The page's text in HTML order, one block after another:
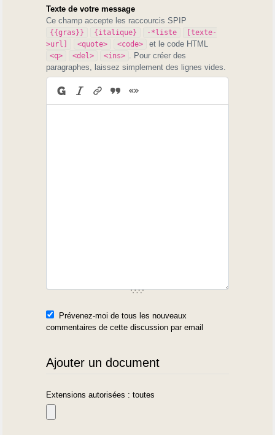
Texte de votre message
Ce champ accepte les raccourcis SPIP
{{gras}} {italique} -*liste
[texte-
>url]
<quote> <code> et le code HTML
<q> <del> <ins>
. Pour créer des
paragraphes, laissez simplement des lignes vides.
Prévenez-moi de tous les nouveaux
commentaires de cette discussion par email
Ajouter un document
Extensions autorisées : toutes